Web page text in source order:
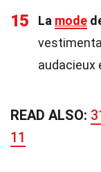
15 La mode
audacieux
READ ALSO:
11